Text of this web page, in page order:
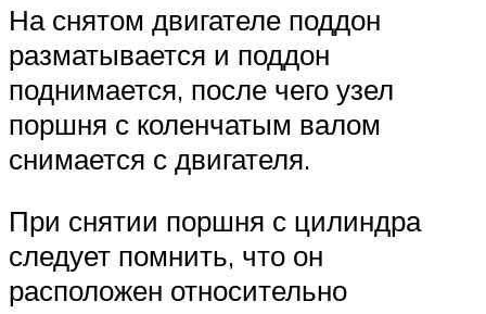
На снятом двигателе поддон
разматывается и поддон
поднимается, после чего узел
поршня с коленчатым валом
снимается с двигателя.
При снятии поршня с цилиндра
следует помнить, что он
расположен относительно